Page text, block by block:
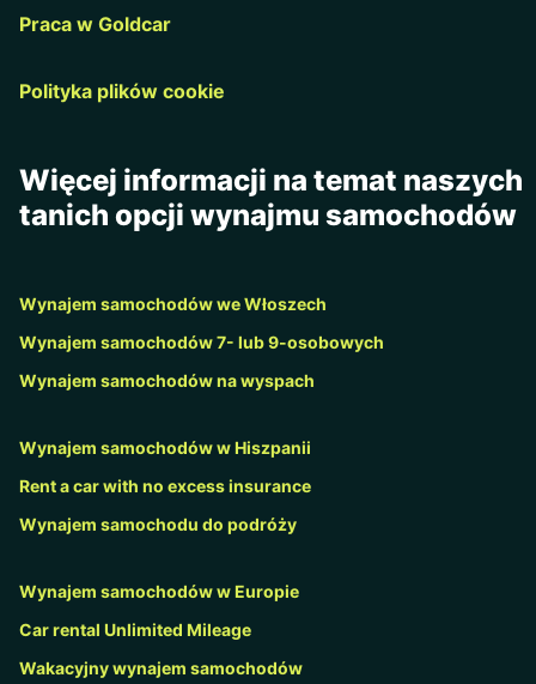
Praca w Goldcar
Polityka plików cookie
Więcej informacji na temat naszych
tanich opcji wynajmu samochodów
Wynajem samochodów we Włoszech
Wynajem samochodów 7- lub 9-osobowych
Wynajem samochodów na wyspach
Wynajem samochodów w Hiszpanii
Rent a car with no excess insurance
Wynajem samochodu do podróży
Wynajem samochodów w Europie
Car rental Unlimited Mileage
Wakacyjny wynajem samochodów